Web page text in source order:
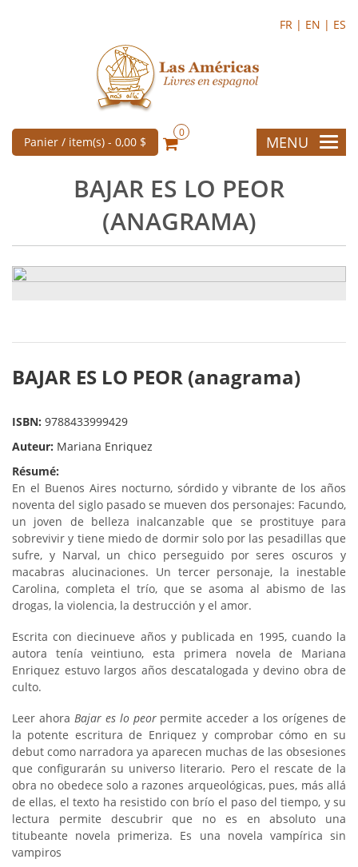
FR | EN | ES
Panier / item(s) - 0,00 $
0
MENU
BAJAR ES LO PEOR
(ANAGRAMA)
BAJAR ES LO PEOR (anagrama)
ISBN: 9788433999429
Auteur: Mariana Enriquez
Résumé:
En el Buenos Aires nocturno, sórdido y vibrante de los años
noventa del siglo pasado se mueven dos personajes: Facundo,
un joven de belleza inalcanzable que se prostituye para
sobrevivir y tiene miedo de dormir solo por las pesadillas que
sufre, y Narval, un chico perseguido por seres oscuros y
macabras alucinaciones. Un tercer personaje, la inestable
Carolina, completa el trío, que se asoma al abismo de las
drogas, la violencia, la destrucción y el amor.
Escrita con diecinueve años y publicada en 1995, cuando la
autora tenía veintiuno, esta primera novela de Mariana
Enriquez estuvo largos años descatalogada y devino obra de
culto.
Leer ahora Bajar es lo peorpermite acceder a los orígenes de
la potente escritura de Enriquez y comprobar cómo en su
debut como narradora ya aparecen muchas de las obsesiones
que configurarán su universo literario. Pero el rescate de la
obra no obedece solo a razones arqueológicas, pues, más allá
de ellas, el texto ha resistido con brío el paso del tiempo, y su
lectura permite descubrir que no es en absoluto una
titubeante novela primeriza. Es una novela vampírica sin
vampiros